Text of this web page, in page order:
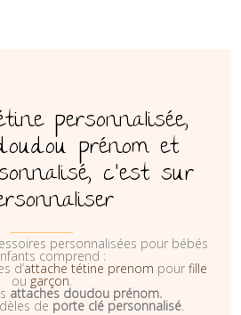
personnalisée,
prénom et
c'est sur
personnalisées pour bébés
comprend :
d’attache tétine prenom pour fille
ou garçon.
attaches doudou prénom.
de porte clé personnalisé.